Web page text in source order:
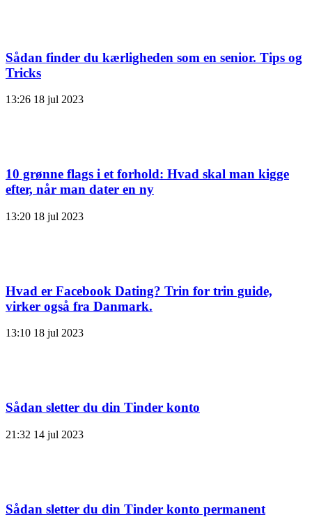
Sådan finder du kærligheden som en senior. Tips og
Tricks
13:26 18 jul 2023
10 grønne flags i et forhold: Hvad skal man kigge
efter, når man dater en ny
13:20 18 jul 2023
Hvad er Facebook Dating? Trin for trin guide,
virker også fra Danmark.
13:10 18 jul 2023
Sådan sletter du din Tinder konto
21:32 14 jul 2023
Sådan sletter du din Tinder konto permanent